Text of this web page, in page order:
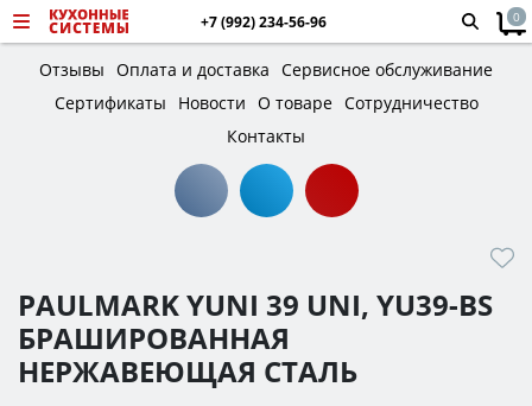
+7 (992) 234-56-96 0
Отзывы Оплата и доставка Сервисное обслуживание
Сертификаты
Новости О товаре Сотрудничество
Контакты
PAULMARK YUNI 39 UNI, YU39-BS
БРАШИРОВАННАЯ
НЕРЖАВЕЮЩАЯ СТАЛЬ